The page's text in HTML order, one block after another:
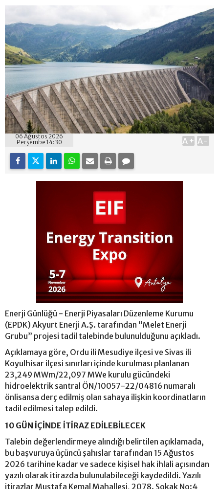
06 Ağustos 2026
Perşembe 14:30
A+ A-
Enerji Günlüğü - Enerji Piyasaları Düzenleme Kurumu
(EPDK) Akyurt Enerji A.Ş. tarafından “Melet Enerji
Grubu” projesi tadil talebinde bulunulduğunu açıkladı.
Açıklamaya göre, Ordu ili Mesudiye ilçesi ve Sivas ili
Koyulhisar ilçesi sınırları içinde kurulması planlanan
23,249 MWm/22,097 MWe kurulu gücündeki
hidroelektrik santral ÖN/10057-22/04816 numaralı
önlisansa derç edilmiş olan sahaya ilişkin koordinatların
tadil edilmesi talep edildi.
10 GÜN İÇİNDE İTİRAZ EDİLEBİLECEK
Talebin değerlendirmeye alındığı belirtilen açıklamada,
bu başvuruya üçüncü şahıslar tarafından 15 Ağustos
2026 tarihine kadar ve sadece kişisel hak ihlali açısından
yazılı olarak itirazda bulunulabileceği kaydedildi. Yazılı
itirazlar Mustafa Kemal Mahallesi, 2078. Sokak No:4